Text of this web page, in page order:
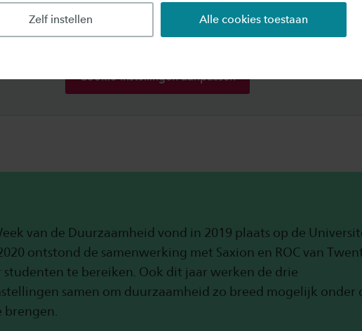
Zelf instellen Alle cookies toestaan
Saxion inhoud via derden, waarvoor cookies nodig zijn.
om dit element te bekijken. Meer weten? Lees onscookie-
Cookie-instellingen aanpassen
van de Duurzaamheid vond in 2019 plaats op de
ontstond de samenwerking met Saxion en ROC van
studenten te bereiken. Ook dit jaar werken de drie
samen om duurzaamheid zo breed mogelijk onder